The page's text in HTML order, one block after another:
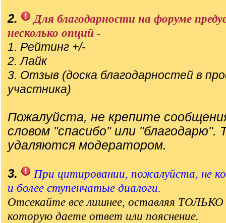
2.
Для благодарности на форуме
несколько опций -
1. Рейтинг +/-
2. Лайк
3. Отзыв (доска благодарностей в
участника)
Пожалуйста, не крепите
словом "спасибо" или "благодарю".
удаляются модератором.
3.
При цитировании, пожалуйста, не
и более ступенчатые диалоги.
Отсекайте все лишнее, оставляя
которую даете ответ или пояснение.